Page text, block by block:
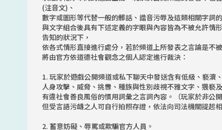
(注音文)、
數字或圖形等代替一般的髒話、諧音污辱及這類相關字詞
與文字組合後具有下述定義的字眼與內容皆為不被允許情
告知的狀況下，
依各式情形直接進行處分，若於頻道上所發表之言論是不
將由官方依道德社會觀念之個人認定進行裁決：
1. 玩家於遊戲公開頻道或私下聊天中發送含有低級、褻瀆
人身攻擊、威脅、挑釁、種族與性別歧視不雅文字、猥褻
有違社會善良風俗的慣用詞彙之言詞內容。（玩家於非公
但受言語污衊之人可自行拍照存證，依法向司法機關提起
2. 蓄意妨礙、辱罵或欺騙官方人員。